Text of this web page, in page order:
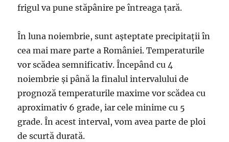
frigul va pune stăpânire pe întreaga țară.
În luna noiembrie, sunt așteptate precipitații în
cea mai mare parte a României. Temperaturile
vor scădea semnificativ. Începând cu 4
noiembrie şi până la finalul intervalului de
prognoză temperaturile maxime vor scădea cu
aproximativ 6 grade, iar cele minime cu 5
grade. În acest interval, vom avea parte de ploi
de scurtă durată.